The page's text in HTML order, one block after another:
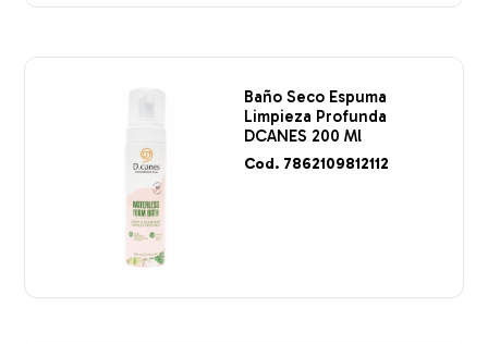
Baño Seco Espuma
Limpieza Profunda
DCANES 200 Ml
Cod. 7862109812112